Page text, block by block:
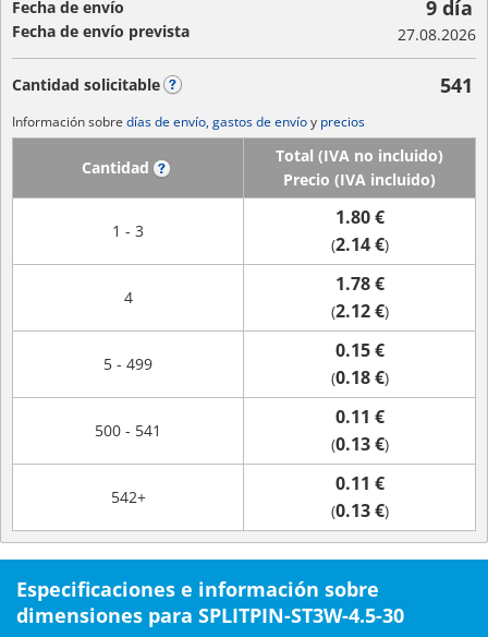
Fecha de envío
Fecha de envío prevista
9 día
27.08.2026
Cantidad solicitable 541
Información sobre días de envío, gastos de envíoy precios
Cantidad
Total (IVA no incluido)
Precio (IVA incluido)
1 - 3
1.80 €
(2.14 €)
4
1.78 €
(2.12 €)
5 - 499
0.15 €
(0.18 €)
500 - 541
0.11 €
(0.13 €)
542+
0.11 €
(0.13 €)
Especificaciones e información sobre
dimensiones para SPLITPIN-ST3W-4.5-30